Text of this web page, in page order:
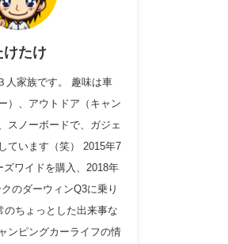
けたけ
人家族です。 趣味は車
）、アウトドア（キャン
スノーボードで、ガジェ
ています（笑） 2015年7
ズワイドを購入、2018年
のダーウィンQ3に乗り
のちょっとした出来事な
ンピングカーライフの情